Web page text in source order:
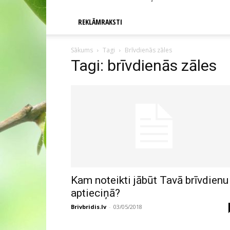
REKLĀMRAKSTI
Sākums Tagi Brīvdienās zāles
Tagi: brīvdienās zāles
Kam noteikti jābūt Tavā brīvdienu
aptieciņā?
Brivbridis.lv - 03/05/2018